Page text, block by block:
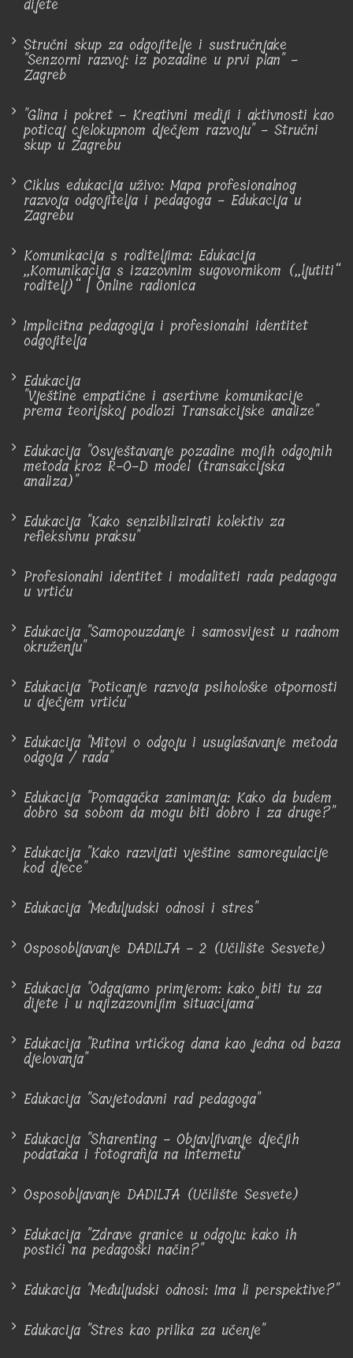
dijete
Stručni skup za odgojitelje i sustručnjake
"Senzorni razvoj: iz pozadine u prvi plan" -
Zagreb
"Glina i pokret - Kreativni mediji i aktivnosti kao
poticaj cjelokupnom dječjem razvoju" - Stručni
skup u Zagrebu
Ciklus edukacija uživo: Mapa profesionalnog
razvoja odgojitelja i pedagoga - Edukacija u
Zagrebu
Komunikacija s roditeljima: Edukacija
„Komunikacija s izazovnim sugovornikom („ljutiti“
roditelj)“ | Online radionica
Implicitna pedagogija i profesionalni identitet
odgojitelja
Edukacija
"Vještine empatične i asertivne komunikacije
prema teorijskoj podlozi Transakcijske analize"
Edukacija "Osvještavanje pozadine mojih odgojnih
metoda kroz R-O-D model (transakcijska
analiza)"
Edukacija "Kako senzibilizirati kolektiv za
refleksivnu praksu"
Profesionalni identitet i modaliteti rada pedagoga
u vrtiću
Edukacija "Samopouzdanje i samosvijest u radnom
okruženju"
Edukacija "Poticanje razvoja psihološke otpornosti
u dječjem vrtiću"
Edukacija "Mitovi o odgoju i usuglašavanje metoda
odgoja / rada"
Edukacija "Pomagačka zanimanja: Kako da budem
dobro sa sobom da mogu biti dobro i za druge?"
Edukacija "Kako razvijati vještine samoregulacije
kod djece"
Edukacija "Međuljudski odnosi i stres"
Osposobljavanje DADILJA - 2 (Učilište Sesvete)
Edukacija "Odgajamo primjerom: kako biti tu za
dijete i u najizazovnijim situacijama"
Edukacija "Rutina vrtićkog dana kao jedna od baza
djelovanja"
Edukacija "Savjetodavni rad pedagoga"
Edukacija "Sharenting - Objavljivanje dječjih
podataka i fotografija na internetu"
Osposobljavanje DADILJA (Učilište Sesvete)
Edukacija "Zdrave granice u odgoju: kako ih
postići na pedagoški način?"
Edukacija "Međuljudski odnosi: Ima li perspektive?"
Edukacija "Stres kao prilika za učenje"